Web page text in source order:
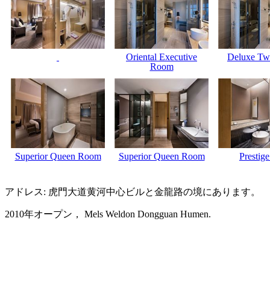
Oriental Executive
Room
Deluxe
Superior Queen Room Superior Queen Room
アドレス: 虎門大道黄河中心ビルと金龍路の境にあります。
2010年オープン， Mels Weldon Dongguan Humen.